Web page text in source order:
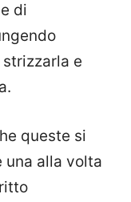
di
e
queste si
una alla volta